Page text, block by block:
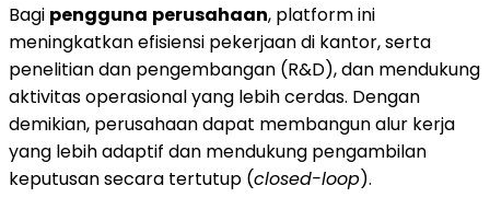
Bagi pengguna perusahaan, platform ini
meningkatkan efisiensi pekerjaan di kantor, serta
penelitian dan pengembangan (R&D), dan mendukung
aktivitas operasional yang lebih cerdas. Dengan
demikian, perusahaan dapat membangun alur kerja
yang lebih adaptif dan mendukung pengambilan
keputusan secara tertutup (closed-loop).